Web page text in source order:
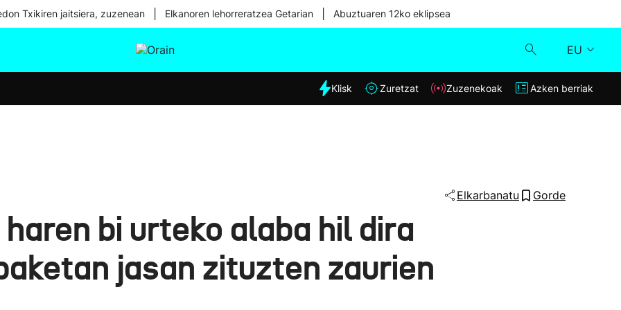
Txikiren jaitsiera, zuzenean Elkanoren lehorreratzea Getarian Abuztuaren 12ko eklipsea
EU
Eguraldia
Klisk
Klisk Zuretzat Zuzenekoak Azken berriak
Elkarbanatu Gorde
bi urteko alaba hil dira
jasan zituzten zaurien